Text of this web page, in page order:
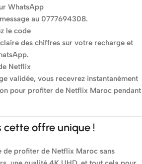
WhatsApp
au 0777694308.
le code
des chiffres sur votre recharge et
Netflix
validée, vous recevrez instantanément
pour profiter de Netflix Maroc pendant
cette offre unique !
de profiter de Netflix Maroc sans